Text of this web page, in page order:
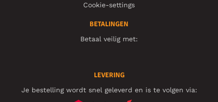
Cookie-settings
BETALINGEN
Betaal veilig met:
LEVERING
Je bestelling wordt snel geleverd en is te volgen via: